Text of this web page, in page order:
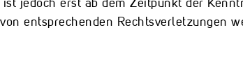
entsprechenden Rechtsverletzungen